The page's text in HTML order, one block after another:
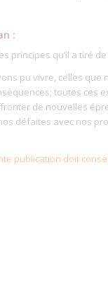
:
principes qu’il a tiré
pu vivre, celles que
toutes ces
de nouvelles
défaites avec nos
publication doit